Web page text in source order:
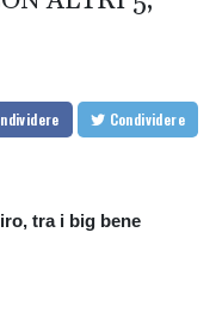
Condividere
tra i big bene